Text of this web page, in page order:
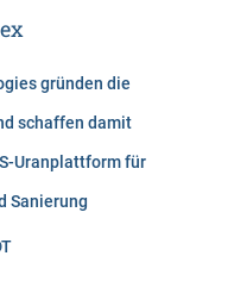
gründen die
schaffen damit
Uranplattform für
Sanierung